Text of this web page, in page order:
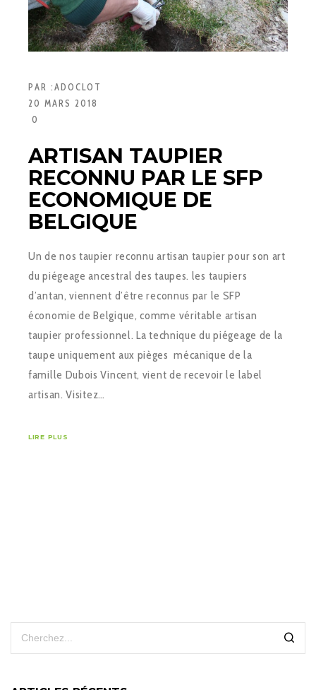
PAR :ADOCLOT
20 MARS 2018
0
ARTISAN TAUPIER
RECONNU PAR LE SFP
ECONOMIQUE DE
BELGIQUE
Un de nos taupier reconnu artisan taupier pour son art
du piégeage ancestral des taupes. les taupiers
d’antan, viennent d’être reconnus par le SFP
économie de Belgique, comme véritable artisan
taupier professionnel. La technique du piégeage de la
taupe uniquement aux pièges mécanique de la
famille Dubois Vincent, vient de recevoir le label
artisan. Visitez…
LIRE PLUS